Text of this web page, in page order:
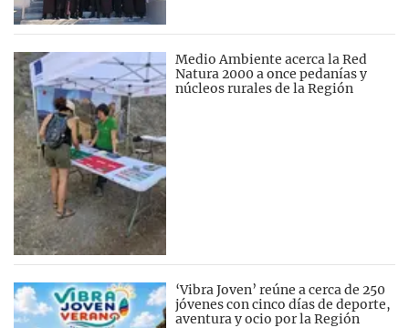
Medio Ambiente acerca la Red
Natura 2000 a once pedanías y
núcleos rurales de la Región
‘Vibra Joven’ reúne a cerca de 250
jóvenes con cinco días de deporte,
aventura y ocio por la Región